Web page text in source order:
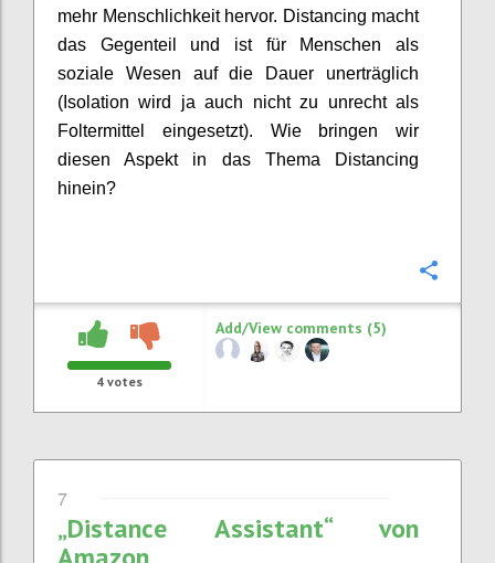
mehr Menschlichkeit hervor. Distancing macht
das Gegenteil und ist für Menschen als
soziale Wesen auf die Dauer unerträglich
(Isolation wird ja auch nicht zu unrecht als
Foltermittel eingesetzt). Wie bringen wir
diesen Aspekt in das Thema Distancing
hinein?
4 votes
Add/View comments (5)
7
„Distance Assistant“ von